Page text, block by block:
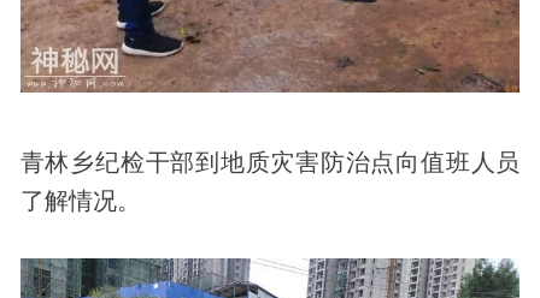
青林乡纪检干部到地质灾害防治点向值班人员
了解情况。